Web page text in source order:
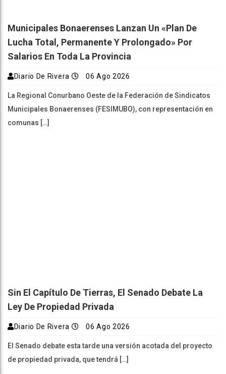
Municipales Bonaerenses Lanzan Un «plan De
Lucha Total, Permanente Y Prolongado» Por
Salarios En Toda La Provincia
Diario De Rivera 06 Ago 2026
La Regional Conurbano Oeste de la Federación de Sindicatos
Municipales Bonaerenses (FESIMUBO), con representación en
comunas […]
Sin El Capítulo De Tierras, El Senado Debate La
Ley De Propiedad Privada
Diario De Rivera 06 Ago 2026
El Senado debate esta tarde una versión acotada del proyecto
de propiedad privada, que tendrá […]